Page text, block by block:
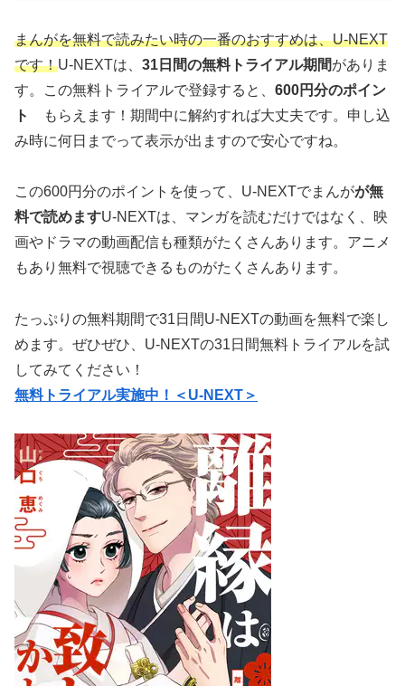
まんがを無料で読みたい時の一番のおすすめは、U-NEXT
です！U-NEXTは、 31日間の無料トライアル期間がありま
す。この無料トライアルで登録すると、 600円分のポイン
ト
もらえます！期間中に解約すれば大丈夫です。申し込
み時に何日までって表示が出ますので安心ですね。
この600円分のポイントを使って、U-NEXTでまんがが無
料で読めますU-NEXTは、マンガを読むだけではなく、映
画やドラマの動画配信も種類がたくさんあります。アニメ
もあり無料で視聴できるものがたくさんあります。
たっぷりの無料期間で31日間U-NEXTの動画を無料で楽し
めます。ぜひぜひ、U-NEXTの31日間無料トライアルを試
してみてください！
無料トライアル実施中！＜U-NEXT＞